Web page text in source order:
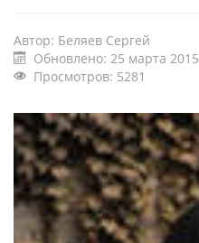
Автор: Беляев Сергей
Обновлено: 25 марта 2015
Просмотров: 5281